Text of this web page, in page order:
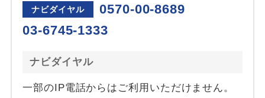
ナビダイヤル
0570-00-8689
03-6745-1333
ナビダイヤル
一部のIP電話からはご利用いただけません。